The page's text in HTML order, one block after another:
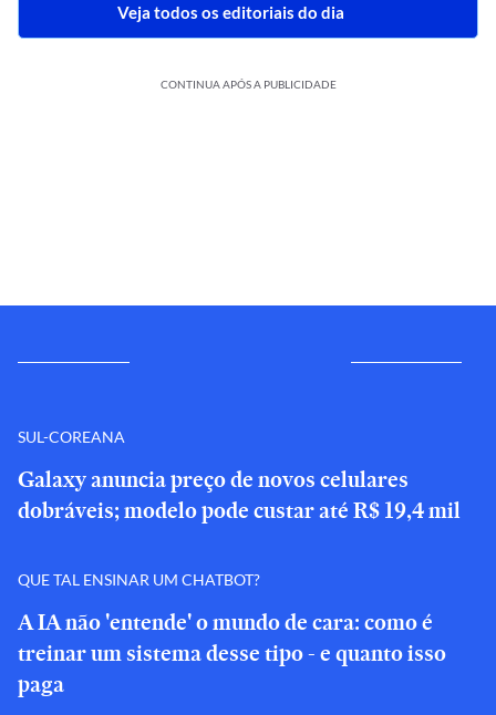
Veja todos os editoriais do dia
CONTINUA APÓS A PUBLICIDADE
SUL-COREANA
Galaxy anuncia preço de novos celulares
dobráveis; modelo pode custar até R$ 19,4 mil
QUE TAL ENSINAR UM CHATBOT?
A IA não 'entende' o mundo de cara: como é
treinar um sistema desse tipo - e quanto isso
paga